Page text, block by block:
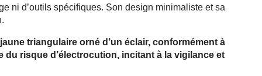
ni d’outils spécifiques. Son design minimaliste et sa
triangulaire orné d’un éclair, conformément à
du risque d’électrocution, incitant à la vigilance et